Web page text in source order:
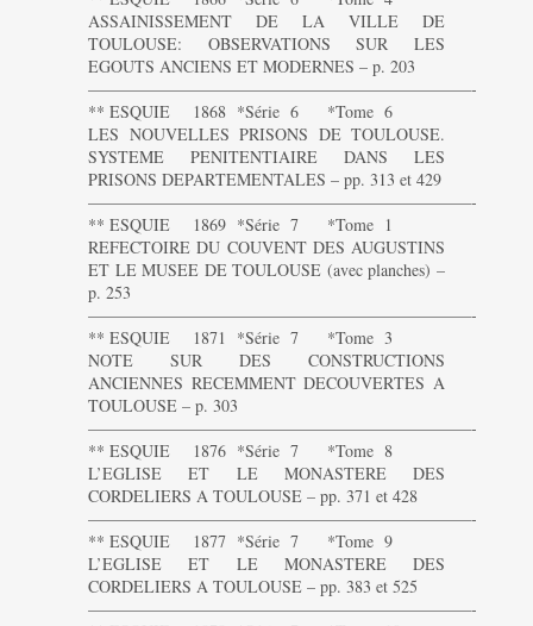
ASSAINISSEMENT DE LA VILLE DE
TOULOUSE: OBSERVATIONS SUR LES
EGOUTS ANCIENS ET MODERNES – p. 203
———————————————————————-
** ESQUIE 1868 *Série 6 *Tome 6
LES NOUVELLES PRISONS DE TOULOUSE.
SYSTEME PENITENTIAIRE DANS LES
PRISONS DEPARTEMENTALES – pp. 313 et 429
———————————————————————-
** ESQUIE 1869 *Série 7 *Tome 1
REFECTOIRE DU COUVENT DES AUGUSTINS
ET LE MUSEE DE TOULOUSE (avec planches) –
p. 253
———————————————————————-
** ESQUIE 1871 *Série 7 *Tome 3
NOTE SUR DES CONSTRUCTIONS
ANCIENNES RECEMMENT DECOUVERTES A
TOULOUSE – p. 303
———————————————————————-
** ESQUIE 1876 *Série 7 *Tome 8
L’EGLISE ET LE MONASTERE DES
CORDELIERS A TOULOUSE – pp. 371 et 428
———————————————————————-
** ESQUIE 1877 *Série 7 *Tome 9
L’EGLISE ET LE MONASTERE DES
CORDELIERS A TOULOUSE – pp. 383 et 525
———————————————————————-